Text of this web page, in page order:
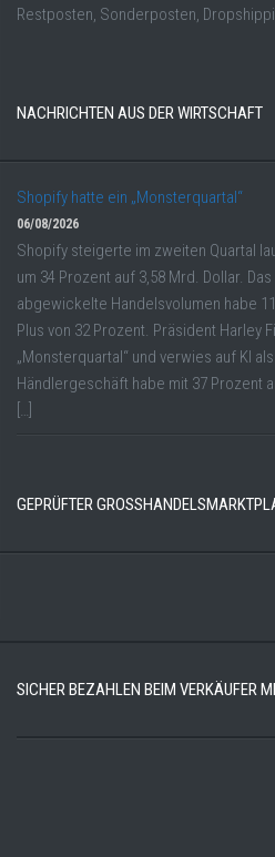
Restposten, Sonderposten,
NACHRICHTEN AUS DER WIRTSCHAFT
Shopify hatte ein „Monsterquartal“
06/08/2026
Shopify steigerte im zweiten Quartal
um 34 Prozent auf 3,58 Mrd. Dollar.
abgewickelte Handelsvolumen habe
Plus von 32 Prozent. Präsident Harley
„Monsterquartal“ und verwies auf KI
Händlergeschäft habe mit 37 Prozent
[…]
GEPRÜFTER
SICHER BEZAHLEN BEIM VERKÄUFER